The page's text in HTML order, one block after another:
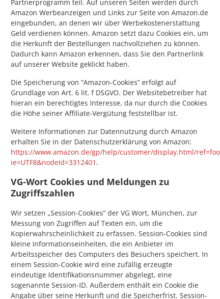
Partnerprogramm teil. Auf unseren Seiten werden durch
Amazon Werbeanzeigen und Links zur Seite von Amazon.de
eingebunden, an denen wir über Werbekostenerstattung
Geld verdienen können. Amazon setzt dazu Cookies ein, um
die Herkunft der Bestellungen nachvollziehen zu können.
Dadurch kann Amazon erkennen, dass Sie den Partnerlink
auf unserer Website geklickt haben.
Die Speicherung von “Amazon-Cookies” erfolgt auf
Grundlage von Art. 6 lit. f DSGVO. Der Websitebetreiber hat
hieran ein berechtigtes Interesse, da nur durch die Cookies
die Höhe seiner Affiliate-Vergütung feststellbar ist.
Weitere Informationen zur Datennutzung durch Amazon
erhalten Sie in der Datenschutzerklärung von Amazon:
https://www.amazon.de/gp/help/customer/display.html/
ie=UTF8&nodeId=3312401 .
VG-Wort Cookies und Meldungen zu
Zugriffszahlen
Wir setzen „Session-Cookies“ der VG Wort, München, zur
Messung von Zugriffen auf Texten ein, um die
Kopierwahrscheinlichkeit zu erfassen. Session-Cookies sind
kleine Informationseinheiten, die ein Anbieter im
Arbeitsspeicher des Computers des Besuchers speichert. In
einem Session-Cookie wird eine zufällig erzeugte
eindeutige Identifikationsnummer abgelegt, eine
sogenannte Session-ID. Außerdem enthält ein Cookie die
Angabe über seine Herkunft und die Speicherfrist. Session-